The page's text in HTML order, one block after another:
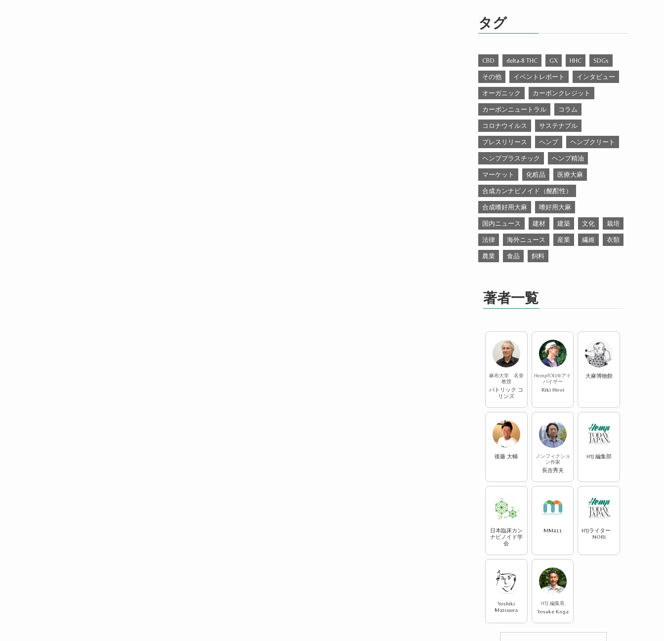
ー
タグ
CBD delta-8 THC GX HHC SDGs
その他 イベントレポート インタビュー
オーガニック カーボンクレジット
カーボンニュートラル コラム
コロナウイルス サステナブル
プレスリリース ヘンプ ヘンプクリート
ヘンププラスチック ヘンプ精油
マーケット 化粧品 医療大麻
合成カンナビノイド（酩酊性）
合成嗜好用大麻 嗜好用大麻
国内ニュース 建材 建築 文化 栽培
法律 海外ニュース 産業 繊維 衣類
農業 食品 飼料
著者一覧
麻布大学 名誉
教授
パトリック コ
リンズ
HempTODAYアド
バイザー
Riki Hiroi
大麻博物館
後藤 大輔
ノンフィクショ
ン作家
長吉秀夫
HTJ 編集部
日本臨床カン
ナビノイド学
会
MM411
HTJライター
NORI
Yoshiki
Matsuura
HTJ 編集長
Yosuke Koga